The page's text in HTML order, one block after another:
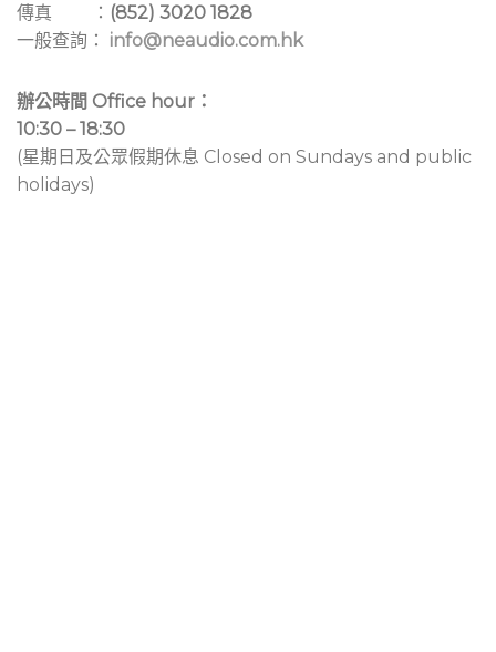
傳真 ： (852) 3020 1828
一般查詢： info@neaudio.com.hk
辦公時間 Office hour：
10:30 – 18:30
(星期日及公眾假期休息 Closed on Sundays and public
holidays)